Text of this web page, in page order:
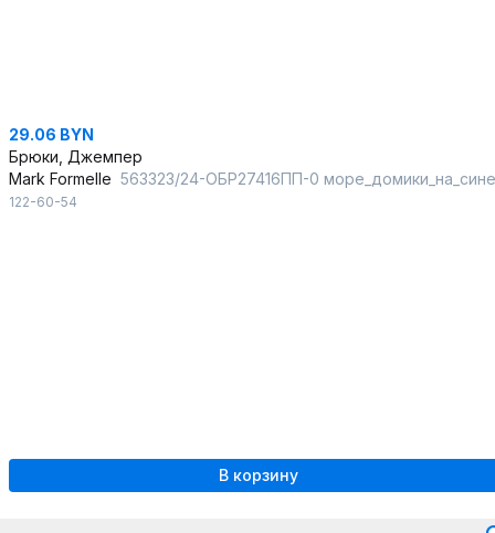
29.06 BYN
Брюки, Джемпер
Mark Formelle 563323/24-ОБР27416ПП-0 море_домики_на_синем_БРАК_ПОЛОТНА_014_Стирка
122-60-54
В корзину